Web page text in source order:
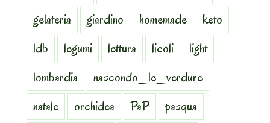
gelateria
giardino homemade
keto
ldb
legumi lettura licoli
light
lombardia
nascondo_le_verdure
natale
orchidea PaP
pasqua